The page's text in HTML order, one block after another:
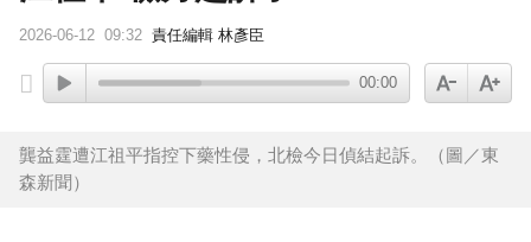
2026-06-12 09:32 責任編輯 林彥臣
00:00
龔益霆遭江祖平指控下藥性侵，北檢今日偵結起訴。（圖／東
森新聞）